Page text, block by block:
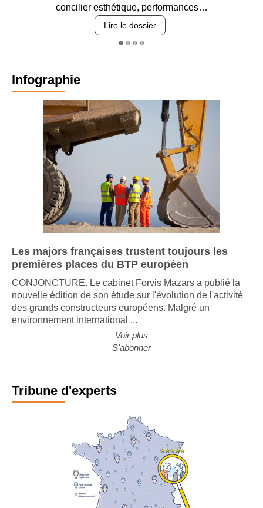
concilier esthétique, performances…
Lire le dossier
Infographie
Les majors françaises trustent toujours les
premières places du BTP européen
CONJONCTURE. Le cabinet Forvis Mazars a publié la
nouvelle édition de son étude sur l'évolution de l'activité
des grands constructeurs européens. Malgré un
environnement international ...
Voir plus
S'abonner
Tribune d'experts